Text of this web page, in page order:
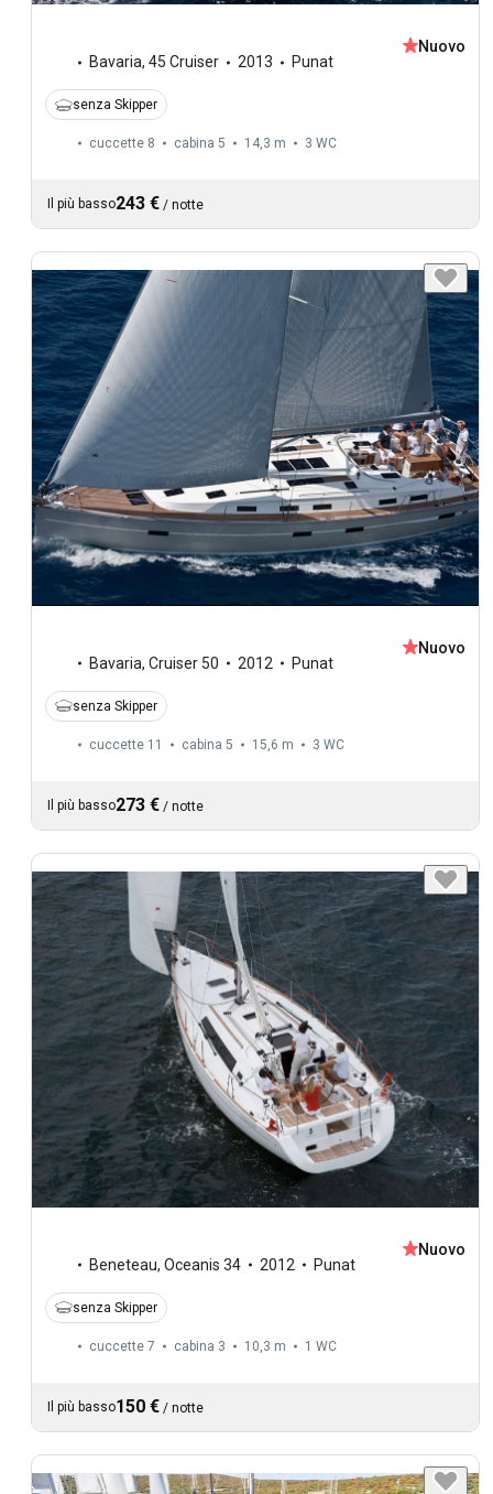
Bavaria, 45 Cruiser 2013 Punat
Nuovo
senza Skipper
cuccette 8 cabina 5 14,3 m 3 WC
Il più basso243 € / notte
Bavaria, Cruiser 50 2012 Punat
Nuovo
senza Skipper
cuccette 11 cabina 5 15,6 m 3 WC
Il più basso273 € / notte
Beneteau, Oceanis 34 2012 Punat
Nuovo
senza Skipper
cuccette 7 cabina 3 10,3 m 1 WC
Il più basso150 € / notte